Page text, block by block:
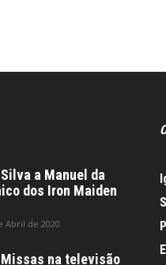
Silva a Manuel da
dos Iron Maiden
Abril de 2020
na televisão